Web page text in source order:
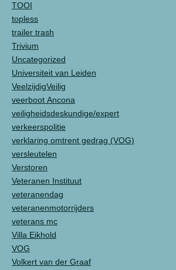
TOOI
topless
trailer trash
Trivium
Uncategorized
Universiteit van Leiden
VeelzijdigVeilig
veerboot Ancona
veiligheidsdeskundige/expert
verkeerspolitie
verklaring omtrent gedrag (VOG)
versleutelen
Verstoren
Veteranen Instituut
veteranendag
veteranenmotorrijders
veterans mc
Villa Eikhold
VOG
Volkert van der Graaf